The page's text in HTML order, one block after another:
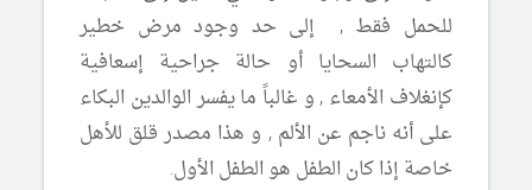
للحمل فقط , إلى حد وجود مرض خطير
كالتهاب السحايا أو حالة جراحية إسعافية
كإنغلاف الأمعاء , و غالباً ما يفسر الوالدين البكاء
على أنه ناجم عن الألم , و هذا مصدر قلق للأهل
خاصة إذا كان الطفل هو الطفل الأول.